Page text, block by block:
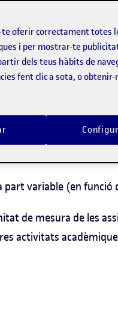
variable (en
de mesura de les
activitats
oferir correctament totes
i per mostrar-te
dels teus hàbits de
fent clic a sota, o obtenir-